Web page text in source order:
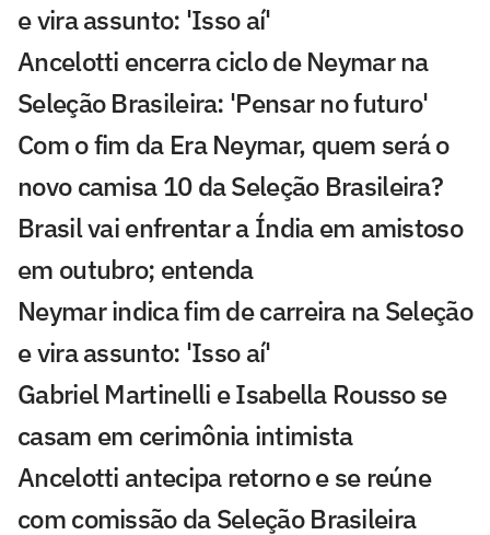
e vira assunto: 'Isso aí'
Ancelotti encerra ciclo de Neymar na
Seleção Brasileira: 'Pensar no futuro'
Com o fim da Era Neymar, quem será o
novo camisa 10 da Seleção Brasileira?
Brasil vai enfrentar a Índia em amistoso
em outubro; entenda
Neymar indica fim de carreira na Seleção
e vira assunto: 'Isso aí'
Gabriel Martinelli e Isabella Rousso se
casam em cerimônia intimista
Ancelotti antecipa retorno e se reúne
com comissão da Seleção Brasileira